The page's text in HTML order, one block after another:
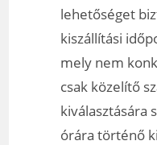
lehetőséget
kiszállítási
mely nem
csak közelítő
kiválasztására
órára történő